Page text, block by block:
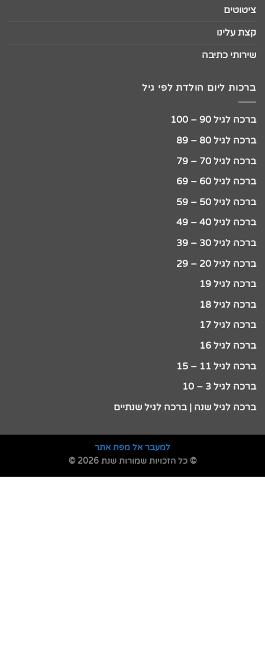
ציטוטים
קצת עלינו
שירותי כתיבה
ברכות ליום הולדת לפי גיל
ברכה לגיל 90 – 100
ברכה לגיל 80 – 89
ברכה לגיל 70 – 79
ברכה לגיל 60 – 69
ברכה לגיל 50 – 59
ברכה לגיל 40 – 49
ברכה לגיל 30 – 39
ברכה לגיל 20 – 29
ברכה לגיל 19
ברכה לגיל 18
ברכה לגיל 17
ברכה לגיל 16
ברכה לגיל 11 – 15
ברכה לגיל 3 – 10
ברכה לגיל שנה | ברכה לגיל שנתיים
למעבר אל מפת אתר
© כל הזכויות שמורות שנת 2026 ©